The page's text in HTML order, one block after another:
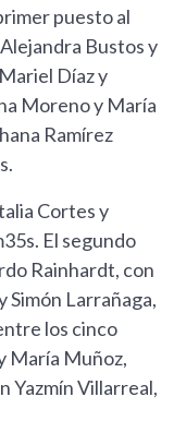
puesto al
Bustos y
Díaz y
Moreno y María
Ramírez
Cortes y
El segundo
Rainhardt, con
Simón Larrañaga,
los cinco
María Muñoz,
Yazmín Villarreal,